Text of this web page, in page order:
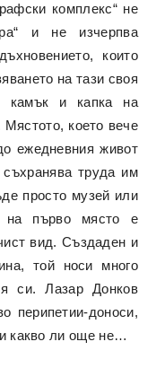
комплекс“ не
и не изчерпва
които
на тази своя
камък и капка на
Мястото, което вече
ежедневния живот
съхранява труда им
просто музей или
на първо място е
вид. Създаден и
той носи много
си. Лазар Донков
перипетии-доноси,
какво ли още не…